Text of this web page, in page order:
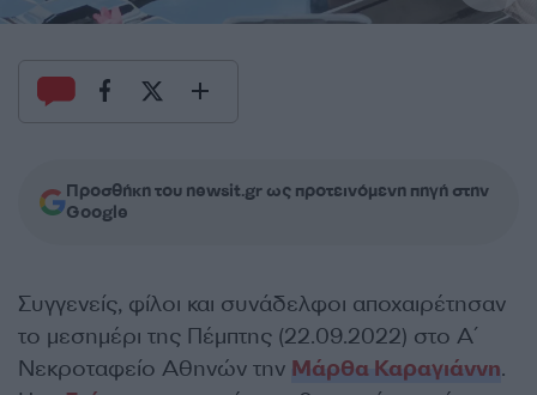
Προσθήκη του newsit.gr ως προτεινόμενη πηγή στην
Google
Συγγενείς, φίλοι και συνάδελφοι αποχαιρέτησαν
το μεσημέρι της Πέμπτης (22.09.2022) στο Α΄
Νεκροταφείο Αθηνών την Μάρθα Καραγιάννη.